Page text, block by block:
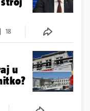
18
u